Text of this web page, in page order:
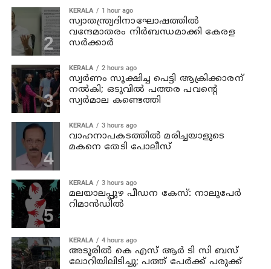
KERALA 1 hour ago
സ്വാതന്ത്ര്യദിനാഘോഷത്തില്‍
വന്ദേമാതരം നിര്‍ബന്ധമാക്കി കേരള
സര്‍ക്കാര്‍
KERALA 2 hours ago
സ്വര്‍ണം സൂക്ഷിച്ച പെട്ടി ആക്രിക്കാരന്
നല്‍കി; ഒടുവില്‍ പത്തര പവന്റെ
സ്വര്‍മാല കണ്ടെത്തി
KERALA 3 hours ago
വാഹനാപകടത്തില്‍ മരിച്ചയാളുടെ
മകനെ തേടി പോലീസ്
KERALA 3 hours ago
മലയാലപ്പുഴ പീഡന കേസ്: നാലുപേര്‍
റിമാന്‍ഡില്‍
KERALA 4 hours ago
അടൂരില്‍ കെ എസ് ആര്‍ ടി സി ബസ്
ലോറിയിലിടിച്ചു; പത്ത് പേര്‍ക്ക് പരുക്ക്